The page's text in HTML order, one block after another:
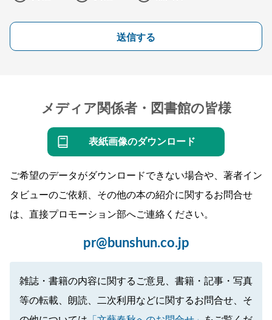
送信する
メディア関係者・図書館の皆様
表紙画像のダウンロード
ご希望のデータがダウンロードできない場合や、著者イン
タビューのご依頼、その他の本の紹介に関するお問合せ
は、直接プロモーション部へご連絡ください。
pr@bunshun.co.jp
雑誌・書籍の内容に関するご意見、書籍・記事・写真
等の転載、朗読、二次利用などに関するお問合せ、そ